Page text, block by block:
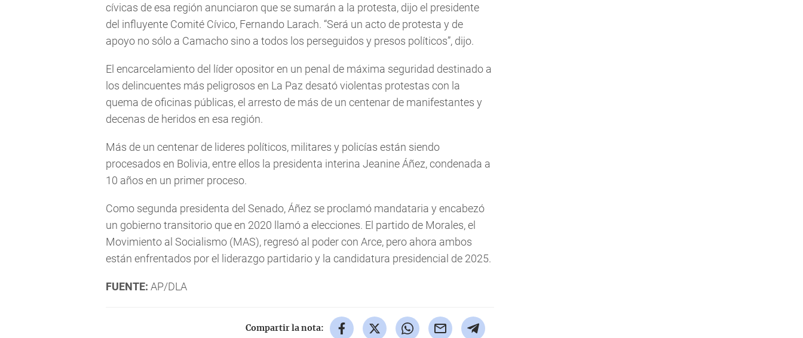
cívicas de esa región anunciaron que se sumarán a la protesta, dijo el presidente
del influyente Comité Cívico, Fernando Larach. “Será un acto de protesta y de
apoyo no sólo a Camacho sino a todos los perseguidos y presos políticos”, dijo.
El encarcelamiento del líder opositor en un penal de máxima seguridad destinado a
los delincuentes más peligrosos en La Paz desató violentas protestas con la
quema de oficinas públicas, el arresto de más de un centenar de manifestantes y
decenas de heridos en esa región.
Más de un centenar de lideres políticos, militares y policías están siendo
procesados en Bolivia, entre ellos la presidenta interina Jeanine Áñez, condenada a
10 años en un primer proceso.
Como segunda presidenta del Senado, Áñez se proclamó mandataria y encabezó
un gobierno transitorio que en 2020 llamó a elecciones. El partido de Morales, el
Movimiento al Socialismo (MAS), regresó al poder con Arce, pero ahora ambos
están enfrentados por el liderazgo partidario y la candidatura presidencial de 2025.
FUENTE: AP/DLA
Compartir la nota: